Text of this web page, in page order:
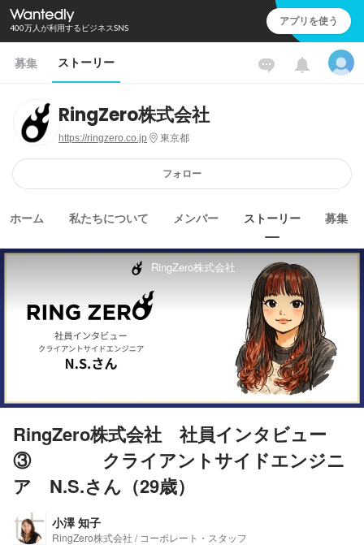
400万人が利用するビジネスSNS アプリを使う
募集 ストーリー
RingZero株式会社
https://ringzero.co.jp 東京都
フォロー
ホーム 私たちについて メンバー ストーリー 募集
RingZero株式会社
RingZero株式会社 社員インタビュー
③ クライアントサイドエンジニ
ア N.S.さん（29歳）
小澤 知子
RingZero株式会社 / コーポレート・スタッフ